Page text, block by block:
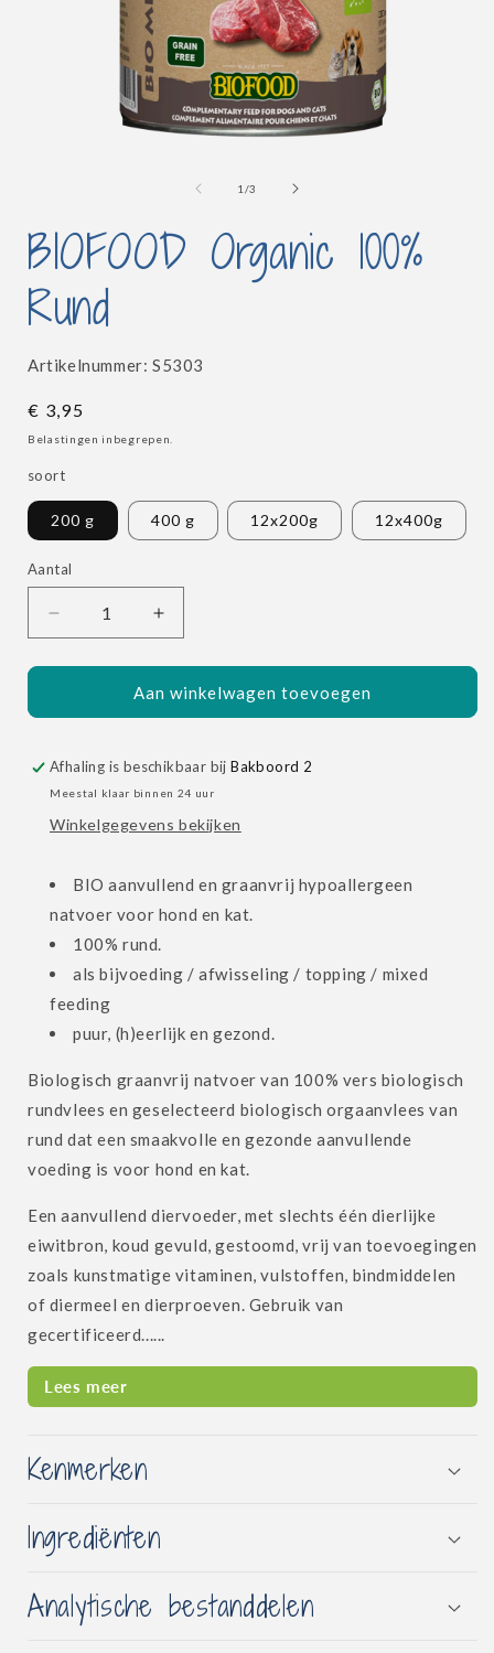
1 /van
3
BIOFOOD Organic 100%
Rund
Artikelnummer: SKU:
S5303
Normale
prijs
€ 3,95
Belastingen inbegrepen.
soort
200 g 400 g 12x200g 12x400g
Aantal
Aantal
Aantal
verlagen
voor
BIOFOOD
Organic
Rund
Aantal
verhogen
voor
BIOFOOD
Organic
Rund
Aan winkelwagen toevoegen
Afhaling is beschikbaar bijBakboord 2
Meestal klaar binnen 24 uur
Winkelgegevens bekijken
BIO aanvullend en graanvrij hypoallergeen
natvoer voor hond en kat.
100% rund.
als bijvoeding / afwisseling / topping / mixed
feeding
puur, (h)eerlijk en gezond.
Biologisch graanvrij natvoer van 100% vers biologisch
rundvlees en geselecteerd biologisch orgaanvlees van
rund dat een smaakvolle en gezonde aanvullende
voeding is voor hond en kat.
Een aanvullend diervoeder, met slechts één dierlijke
eiwitbron, koud gevuld, gestoomd, vrij van toevoegingen
zoals kunstmatige vitaminen, vulstoffen, bindmiddelen
of diermeel en dierproeven. Gebruik van
gecertificeerd......
Lees meer
Kenmerken
Ingrediënten
Analytische bestanddelen